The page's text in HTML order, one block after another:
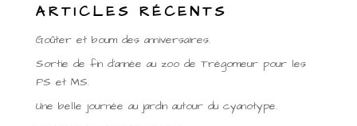
ARTICLES RÉCENTS
Goûter et boum des anniversaires.
Sortie de fin d’année au zoo de Trégomeur pour les
PS et MS.
Une belle journée au jardin autour du cyanotype.